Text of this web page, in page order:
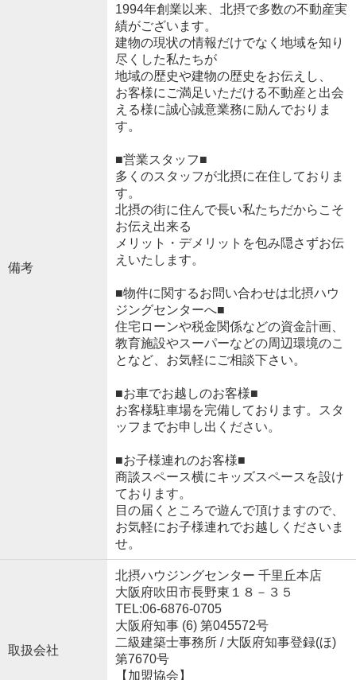
備考
1994年創業以来、北摂で多数の不動産実
績がございます。
建物の現状の情報だけでなく地域を知り
尽くした私たちが
地域の歴史や建物の歴史をお伝えし、
お客様にご満足いただける不動産と出会
える様に誠心誠意業務に励んでおりま
す。
■営業スタッフ■
多くのスタッフが北摂に在住しておりま
す。
北摂の街に住んで長い私たちだからこそ
お伝え出来る
メリット・デメリットを包み隠さずお伝
えいたします。
■物件に関するお問い合わせは北摂ハウ
ジングセンターへ■
住宅ローンや税金関係などの資金計画、
教育施設やスーパーなどの周辺環境のこ
となど、お気軽にご相談下さい。
■お車でお越しのお客様■
お客様駐車場を完備しております。スタ
ッフまでお申し出ください。
■お子様連れのお客様■
商談スペース横にキッズスペースを設け
ております。
目の届くところで遊んで頂けますので、
お気軽にお子様連れでお越しくださいま
せ。
取扱会社
北摂ハウジングセンター 千里丘本店
大阪府吹田市長野東１８－３５
TEL:06-6876-0705
大阪府知事 (6) 第045572号
二級建築士事務所 / 大阪府知事登録(ほ)
第7670号
【加盟協会】